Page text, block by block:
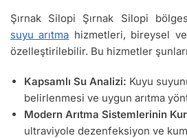
Şırnak Silopi Şırnak Silopi
suyu arıtma hizmetleri, bireysel
özelleştirilebilir. Bu hizmetler
Kapsamlı Su Analizi: Kuyu
belirlenmesi ve uygun arıtma
Modern Arıtma Sistemlerinin
ultraviyole dezenfeksiyon ve